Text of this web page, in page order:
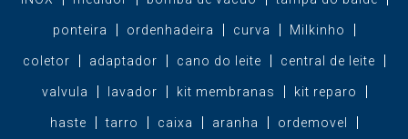
ponteira ordenhadeira curva Milkinho
coletor adaptador cano do leite central de leite
valvula lavador kit membranas kit reparo
haste tarro caixa aranha ordemovel